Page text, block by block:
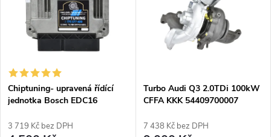
í
p
r
Abecedně
s
p
Chiptuning- upravená řídící
jednotka Bosch EDC16
3 719 Kč bez DPH
Turbo Audi Q3 2.0TDi 100kW
CFFA KKK 54409700007
54409700021
7 438 Kč bez DPH